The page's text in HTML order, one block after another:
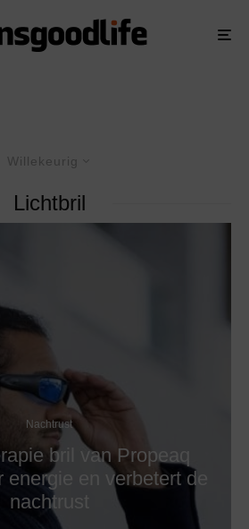
Willekeurig
Lichtbril
Nachtrust
bril van Propeaq
en verbetert de
nachtrust